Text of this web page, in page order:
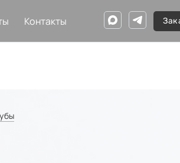
Контакты